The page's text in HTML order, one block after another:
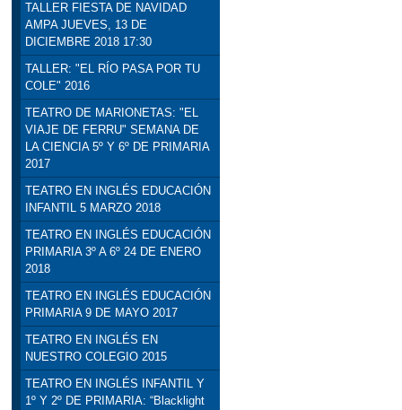
TALLER FIESTA DE NAVIDAD
AMPA JUEVES, 13 DE
DICIEMBRE 2018 17:30
TALLER: "EL RÍO PASA POR TU
COLE" 2016
TEATRO DE MARIONETAS: "EL
VIAJE DE FERRU" SEMANA DE
LA CIENCIA 5º Y 6º DE PRIMARIA
2017
TEATRO EN INGLÉS EDUCACIÓN
INFANTIL 5 MARZO 2018
TEATRO EN INGLÉS EDUCACIÓN
PRIMARIA 3º A 6º 24 DE ENERO
2018
TEATRO EN INGLÉS EDUCACIÓN
PRIMARIA 9 DE MAYO 2017
TEATRO EN INGLÉS EN
NUESTRO COLEGIO 2015
TEATRO EN INGLÉS INFANTIL Y
1º Y 2º DE PRIMARIA: “Blacklight